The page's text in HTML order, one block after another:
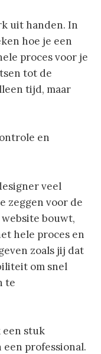
uit handen. In
hoe je een
proces voor je
tot de
tijd, maar
en
veel
zeggen voor de
bouwt,
hele proces en
zoals jij dat
om snel
te
een stuk
professional.